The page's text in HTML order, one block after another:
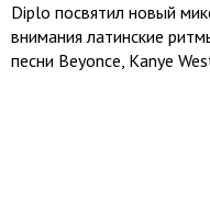
Diplo посвятил новый
внимания латинские
песни Beyonce, Kanye